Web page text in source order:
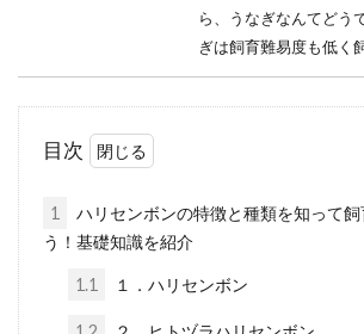
ら、うなぎなんてどう
ぎは飼育難易度も低く
スネークヘッドは雷魚
者に人気があります。
目次
1
ハリセンボンの特徴と種類を知って飼
う！基礎知識を紹介
1.1 １．ハリセンボン